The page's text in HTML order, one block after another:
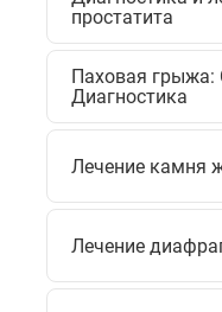
простатита
Паховая
Диагностика
Лечение камня
Лечение